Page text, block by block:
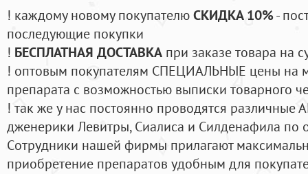
! каждому новому покупателюСКИДКА 10%-
последующие покупки
! БЕСПЛАТНАЯ ДОСТАВКА при заказе товара на
! оптовым покупателям СПЕЦИАЛЬНЫЕ цены на
препарата с возможностью выписки товарного
! так же у нас постоянно проводятся
дженерики Левитры, Сиалиса и Силденафила по
Cотрудники нашей фирмы прилагают
приобретение препаратов удобным для